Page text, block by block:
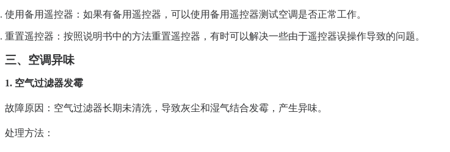
使用备用遥控器 ：如果有备用遥控器，可以使用备用遥控器测试空调是否正常工作。
重置遥控器 ：按照说明书中的方法重置遥控器，有时可以解决一些由于遥控器误操作导致的问题。
三、空调异味
1. 空气过滤器发霉
故障原因 ：空气过滤器长期未清洗，导致灰尘和湿气结合发霉，产生异味。
处理方法 ：